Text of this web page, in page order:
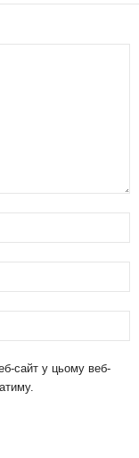
сайт у цьому веб-